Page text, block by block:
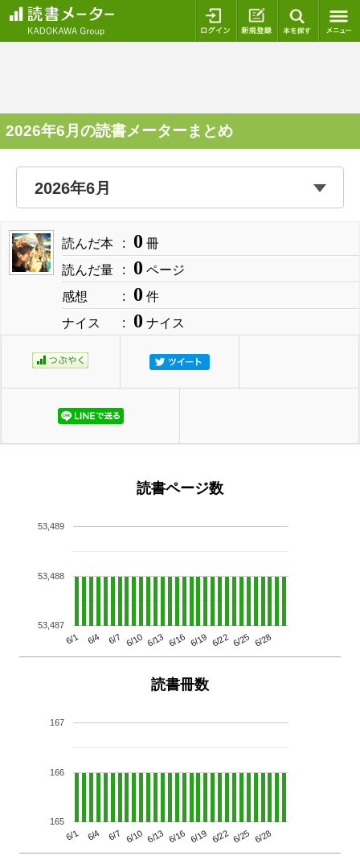
ログイン 新規登録
2026年6月の読書メーターまとめ
読んだ本 0 冊
読んだ量
0 ページ
感想
0 件
ナイス
0 ナイス
読書ページ数
6/1 6/4 6/7 6/10 6/13 6/16 6/19 6/22 6/25 6/28
53,487
53,488
53,489
読書冊数
6/1 6/4 6/7 6/10 6/13 6/16 6/19 6/22 6/25 6/28
165
166
167